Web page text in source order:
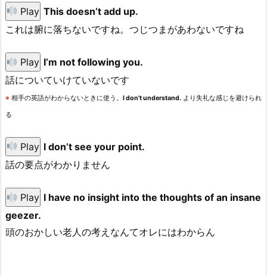
Play This doesn’t add up.
これは腑に落ちないですね。つじつまがあわないですね
Play I’m not following you.
話についていけていないです
※ 相手の英語がわからないときに使う。 I don’t understand. より失礼な感じを避けられ
る
Play I don’t see your point.
話の要点がわかりません
Play I have no insight into the thoughts of an insane
geezer.
頭のおかしい老人の考えなんてオレにはわからん